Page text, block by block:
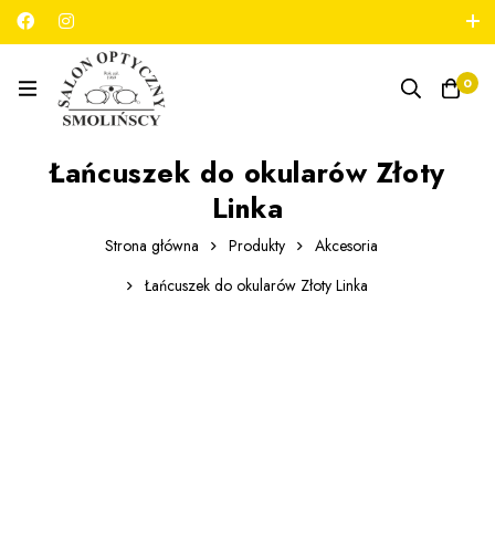
789 180 706
0
Łańcuszek do okularów Złoty
Linka
Strona główna Produkty
Akcesoria
Łańcuszek do okularów Złoty Linka